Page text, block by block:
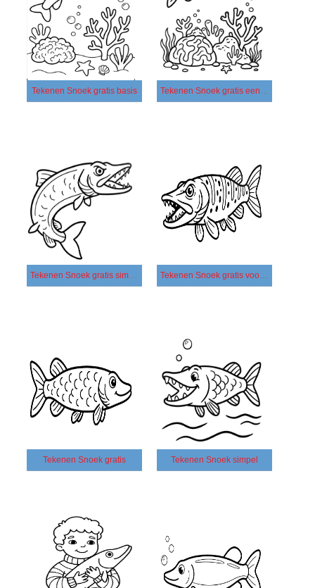
Tekenen Snoek gratis basis Tekenen Snoek gratis eenvoudig
Tekenen Snoek gratis simpel Tekenen Snoek gratis voor kinderen
Tekenen Snoek gratis Tekenen Snoek simpel